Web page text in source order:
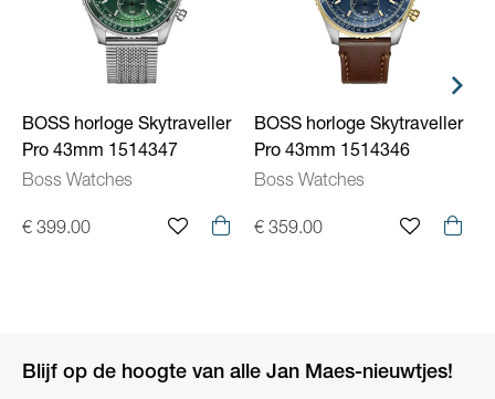
BOSS horloge Skytraveller
Pro 43mm 1514347
Boss Watches
€ 399.00
BOSS horloge Skytraveller
Pro 43mm 1514346
Boss Watches
€ 359.00
Blijf op de hoogte van alle Jan Maes-nieuwtjes!